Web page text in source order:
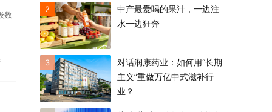
数
2
中产最爱喝的果汁，一边注
水一边狂奔
3
对话润康药业：如何用“长期
主义”重做万亿中式滋补行
业？